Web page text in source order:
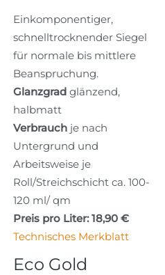
Einkomponentiger,
schnelltrocknender Siegel
für normale bis mittlere
Beanspruchung.
Glanzgrad glänzend,
halbmatt
Verbrauch je nach
Untergrund und
Arbeitsweise je
Roll/Streichschicht ca. 100-
120 ml/ qm
Preis pro Liter: 18,90 €
Technisches Merkblatt
Eco Gold